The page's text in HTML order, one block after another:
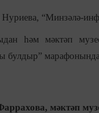
“Минзәлә-
һәм мәктәп
булдыр”
мәктәп